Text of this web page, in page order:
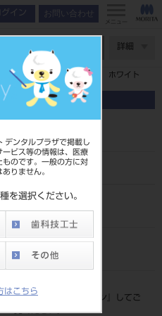
デンタルプラザで掲載し
ービス等の情報は、医療
ものです。一般の方に対
りません。
を選択ください。
はこちら
グイン お問い合わせ
メニュー
詳細
エコノパック（1.5kg×2） ホワイト
パック（1.5kg×2）
う）
品目コード
204310509W
JAN/EANコード
4548162057235
標準価格
価格の確認は『
ログイン
』してご
覧ください。